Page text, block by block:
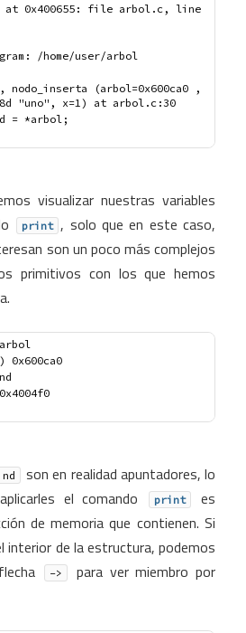
at 0x400655: file arbol.c, line
/home/user/arbol
nodo_inserta (arbol=0x600ca0 ,
"uno", x=1) at arbol.c:30
= *arbol;
visualizar nuestras variables
print , solo que en este caso,
son un poco más complejos
primitivos con los que hemos
0x600ca0
nd
son en realidad apuntadores, lo
el comando
print
es
de memoria que contienen. Si
interior de la estructura, podemos
->
para ver miembro por